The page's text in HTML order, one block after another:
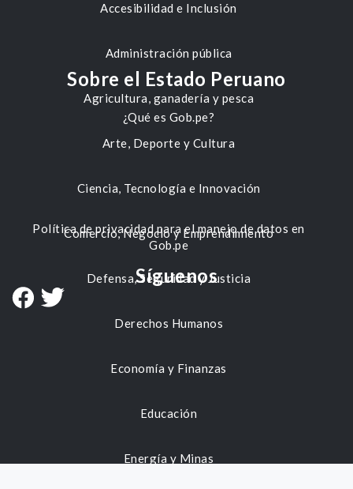
Accesibilidad e Inclusión
Administración pública
Agricultura, ganadería y pesca
Arte, Deporte y Cultura
Ciencia, Tecnología e Innovación
Comercio, Negocio y Emprendimiento
Defensa, Seguridad y Justicia
Derechos Humanos
Economía y Finanzas
Educación
Energía y Minas
Sobre el Estado Peruano
¿Qué es Gob.pe?
Política de privacidad para el manejo de datos en
Gob.pe
Síguenos